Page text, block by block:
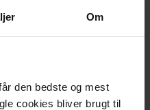
Om
den bedste og mest
cookies bliver brugt til